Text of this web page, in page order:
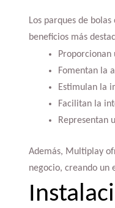
Los parques de
beneficios más
Proporcionan
Fomentan la
Estimulan la
Facilitan la
Representan
Además, Multiplay
negocio, creando un